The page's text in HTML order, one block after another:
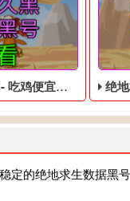
的皮肤黑号 绝地求
定的绝地求生数据黑